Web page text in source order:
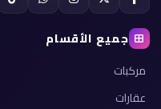
جميع الأقسام
مركبات
عقارات